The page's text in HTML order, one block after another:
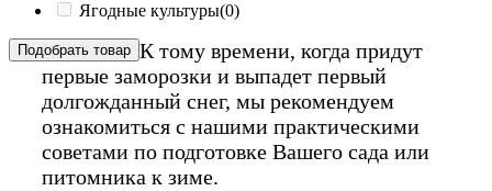
Ягодные культуры(0)
Подобрать товар К тому времени, когда придут
первые заморозки и выпадет первый
долгожданный снег, мы рекомендуем
ознакомиться с нашими практическими
советами по подготовке Вашего сада или
питомника к зиме.